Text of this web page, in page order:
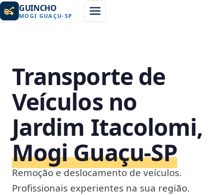
GUINCHO
MOGI GUAÇU-SP
Transporte de
Veículos no
Jardim Itacolomi,
Mogi Guaçu‑SP
Remoção e deslocamento de veículos.
Profissionais experientes na sua região.